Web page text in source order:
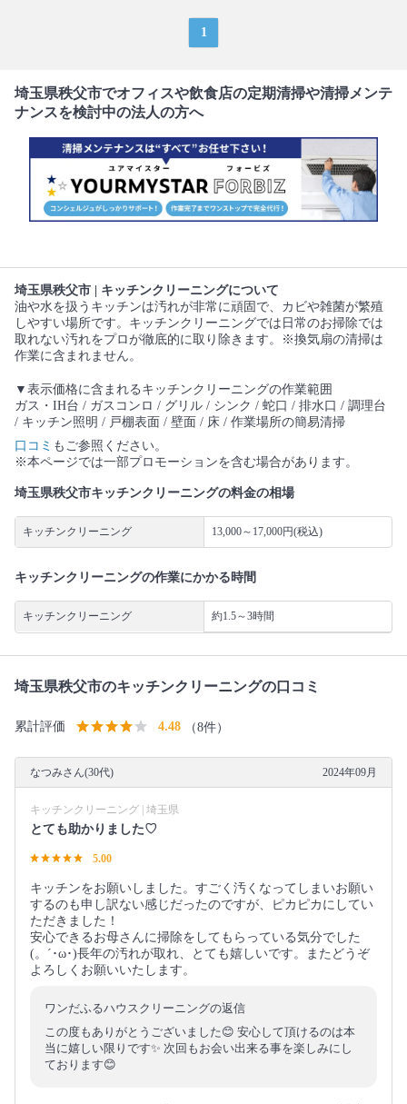
1
埼玉県秩父市でオフィスや飲食店の定期清掃や清掃メンテ
ナンスを検討中の法人の方へ
埼玉県秩父市 | キッチンクリーニングについて
油や水を扱うキッチンは汚れが非常に頑固で、カビや雑菌が繁殖
しやすい場所です。キッチンクリーニングでは日常のお掃除では
取れない汚れをプロが徹底的に取り除きます。※換気扇の清掃は
作業に含まれません。
▼表示価格に含まれるキッチンクリーニングの作業範囲
ガス・IH台 / ガスコンロ / グリル / シンク / 蛇口 / 排水口 / 調理台
/ キッチン照明 / 戸棚表面 / 壁面 / 床 / 作業場所の簡易清掃
口コミ もご参照ください。
※本ページでは一部プロモーションを含む場合があります。
埼玉県秩父市キッチンクリーニングの料金の相場
キッチンクリーニング 13,000～17,000円(税込)
キッチンクリーニングの作業にかかる時間
キッチンクリーニング 約1.5～3時間
埼玉県秩父市のキッチンクリーニングの口コミ
累計評価 4.48 （8件）
なつみさん(30代) 2024年09月
キッチンクリーニング | 埼玉県
とても助かりました♡
5.00
キッチンをお願いしました。すごく汚くなってしまいお願い
するのも申し訳ない感じだったのですが、ピカピカにしてい
ただきました！
安心できるお母さんに掃除をしてもらっている気分でした
(。´･ω･)長年の汚れが取れ、とても嬉しいです。またどうぞ
よろしくお願いいたします。
ワンだふるハウスクリーニングの返信
この度もありがとうございました😊 安心して頂けるのは本
当に嬉しい限りです✨ 次回もお会い出来る事を楽しみにし
ております😊